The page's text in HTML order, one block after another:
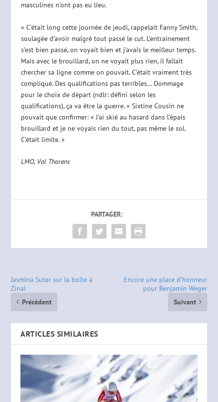
masculines n’ont pas eu lieu.
« C’était long cette journée de jeudi, rappelait Fanny Smith,
soulagée d’avoir malgré tout passé le cut. L’entraînement
s’est bien passé, on voyait bien et j’avais le meilleur temps.
Mais avec le brouillard, on ne voyait plus rien, il fallait
chercher sa ligne comme on pouvait. C’était vraiment très
compliqué. Des qualifications pas terribles… Dommage
pour le choix de départ (ndlr: défini selon les
qualifications), ça va être la guerre. » Sixtine Cousin ne
pouvait que confirmer: « J’ai skié au hasard dans l’épais
brouillard et je ne voyais rien du tout, pas même le sol.
C’était limite. »
LMO, Val Thorens
PARTAGER:
Jasmina Suter sur la boîte à
Zinal
Précédent
Encore une place d’honneur
pour Benjamin Weger
Suivant
ARTICLES SIMILAIRES